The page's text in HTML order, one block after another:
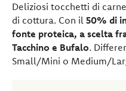
Deliziosi tocchetti di
di cottura. Con il 50% di
fonte proteica, a scelta
Tacchino e Bufalo.
Small/Mini o Medium/